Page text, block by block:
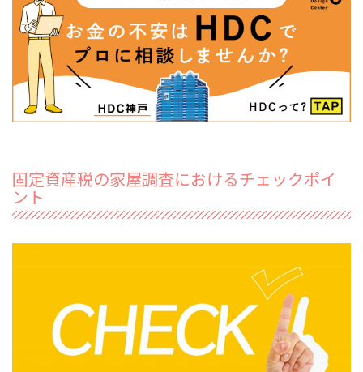
固定資産税の家屋調査におけるチェックポイ
ント